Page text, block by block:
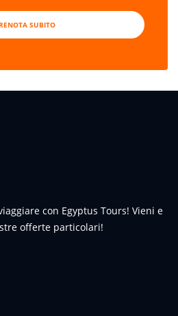
SUBITO
con Egyptus Tours! Vieni e
offerte particolari!